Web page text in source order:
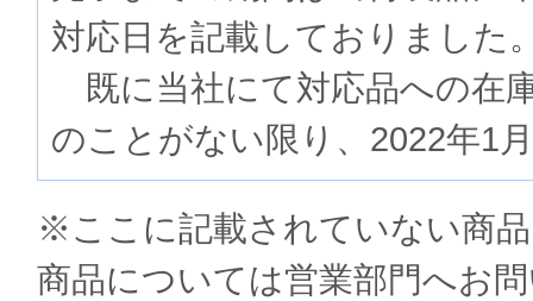
対応日を記載しておりました
既に当社にて対応品への在
のことがない限り、2022年1
※ここに記載されていない商
商品については営業部門へお